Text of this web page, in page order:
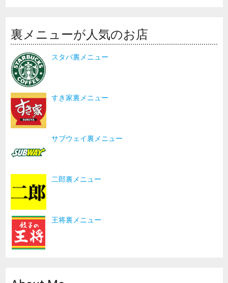
裏メニューが人気のお店
スタバ裏メニュー
すき家裏メニュー
サブウェイ裏メニュー
二郎裏メニュー
王将裏メニュー